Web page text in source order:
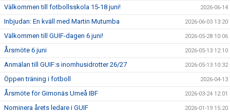
Välkommen till fotbollsskola 15-18 juni! 2026-06-14
Inbjudan: En kväll med Martin Mutumba 2026-06-03 13:20
Välkommen till GUIF-dagen 6 juni! 2026-05-28 10:06
Årsmöte 6 juni 2026-05-13 12:10
Anmälan till GUIF:s inomhusidrotter 26/27 2026-05-13 10:32
Öppen träning i fotboll 2026-04-13
Årsmöte för Gimonäs Umeå IBF 2026-03-24 12:01
Nominera årets ledare i GUIF 2026-01-19 15:20